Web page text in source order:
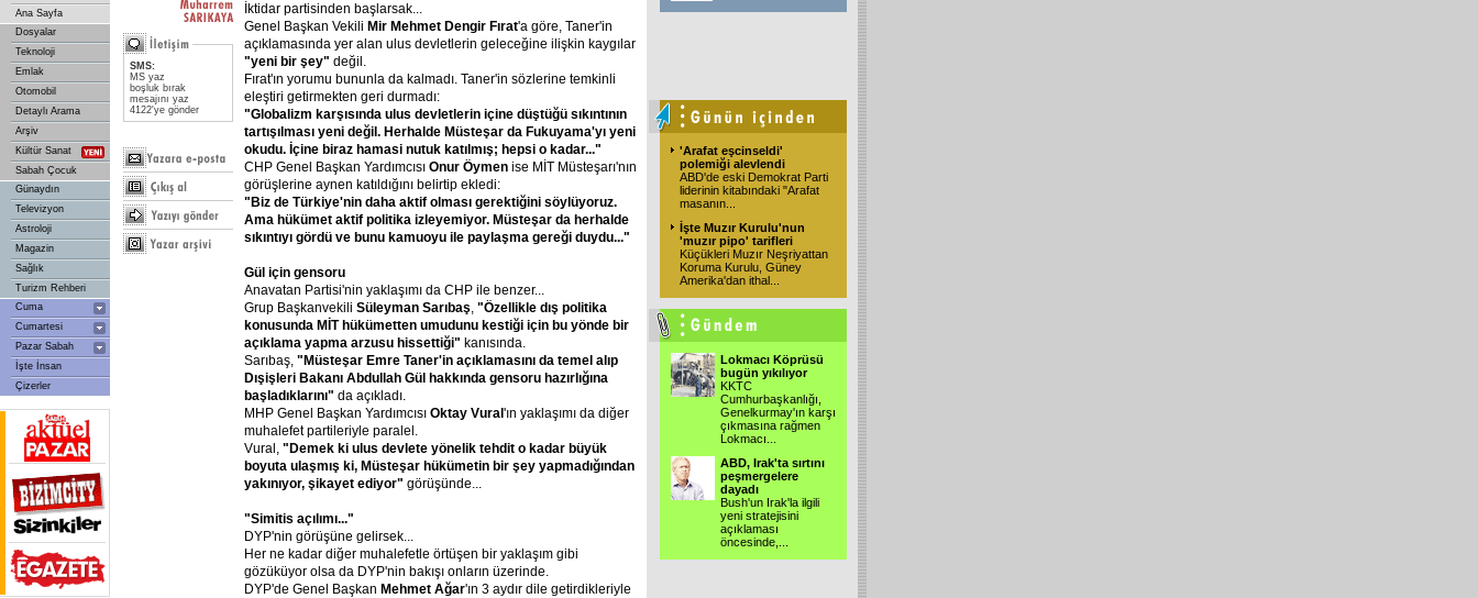
Ana Sayfa
Dosyalar
Teknoloji
Emlak
Otomobil
Detaylı Arama
Arşiv
Kültür Sanat
Sabah Çocuk
Günaydın
Televizyon
Astroloji
Magazin
Sağlık
Turizm Rehberi
Cuma
Cumartesi
Pazar Sabah
İşte İnsan
Çizerler
SMS:
MS yaz
boşluk bırak
mesajını yaz
4122'ye gönder
İktidar partisinden başlarsak...
Genel Başkan Vekili Mir Mehmet Dengir Fırat'a göre, Taner'in
açıklamasında yer alan ulus devletlerin geleceğine ilişkin kaygılar
"yeni bir şey" değil.
Fırat'ın yorumu bununla da kalmadı. Taner'in sözlerine temkinli
eleştiri getirmekten geri durmadı:
"Globalizm karşısında ulus devletlerin içine düştüğü sıkıntının
tartışılması yeni değil. Herhalde Müsteşar da Fukuyama'yı yeni
okudu. İçine biraz hamasi nutuk katılmış; hepsi o kadar..."
CHP Genel Başkan Yardımcısı Onur Öymen ise MİT Müsteşarı'nın
görüşlerine aynen katıldığını belirtip ekledi:
"Biz de Türkiye'nin daha aktif olması gerektiğini söylüyoruz.
Ama hükümet aktif politika izleyemiyor. Müsteşar da herhalde
sıkıntıyı gördü ve bunu kamuoyu ile paylaşma gereği duydu..."
Gül için gensoru
Anavatan Partisi'nin yaklaşımı da CHP ile benzer...
Grup Başkanvekili Süleyman Sarıbaş, "Özellikle dış politika
konusunda MİT hükümetten umudunu kestiği için bu yönde bir
açıklama yapma arzusu hissettiği" kanısında.
Sarıbaş, "Müsteşar Emre Taner'in açıklamasını da temel alıp
Dışişleri Bakanı Abdullah Gül hakkında gensoru hazırlığına
başladıklarını" da açıkladı.
MHP Genel Başkan Yardımcısı Oktay Vural 'ın yaklaşımı da diğer
muhalefet partileriyle paralel.
Vural, "Demek ki ulus devlete yönelik tehdit o kadar büyük
boyuta ulaşmış ki, Müsteşar hükümetin bir şey yapmadığından
yakınıyor, şikayet ediyor" görüşünde...
"Simitis açılımı..."
DYP'nin görüşüne gelirsek...
Her ne kadar diğer muhalefetle örtüşen bir yaklaşım gibi
gözüküyor olsa da DYP'nin bakışı onların üzerinde.
DYP'de Genel Başkan Mehmet Ağar'ın 3 aydır dile getirdikleriyle
'Arafat eşcinseldi'
polemiği alevlendi
ABD'de eski Demokrat Parti
liderinin kitabındaki "Arafat
masanın...
İşte Muzır Kurulu'nun
'muzır pipo' tarifleri
Küçükleri Muzır Neşriyattan
Koruma Kurulu, Güney
Amerika'dan ithal...
Lokmacı Köprüsü
bugün yıkılıyor
KKTC
Cumhurbaşkanlığı,
Genelkurmay'ın karşı
çıkmasına rağmen
Lokmacı...
ABD, Irak'ta sırtını
peşmergelere
dayadı
Bush'un Irak'la ilgili
yeni stratejisini
açıklaması
öncesinde,...